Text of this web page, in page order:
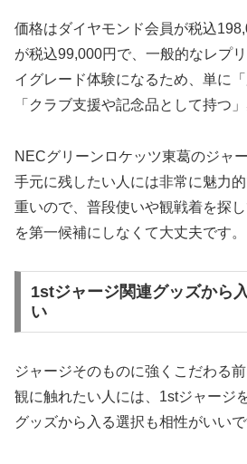
価格はダイヤモンド会員が税込
が税込99,000円で、一般的なレプ
イグレード体験になるため、単に
「クラブ支援や記念品として持つ
NECグリーンロケッツ東葛のジャ
手元に残したい人には非常に魅力
重いので、普段使いや観戦着を探
を第一候補にしなくて大丈夫です。
1stジャージ関連グッズから
い
ジャージそのものに強くこだわる
観に触れたい人には、1stジャージ
グッズから入る選択も相性がいいで